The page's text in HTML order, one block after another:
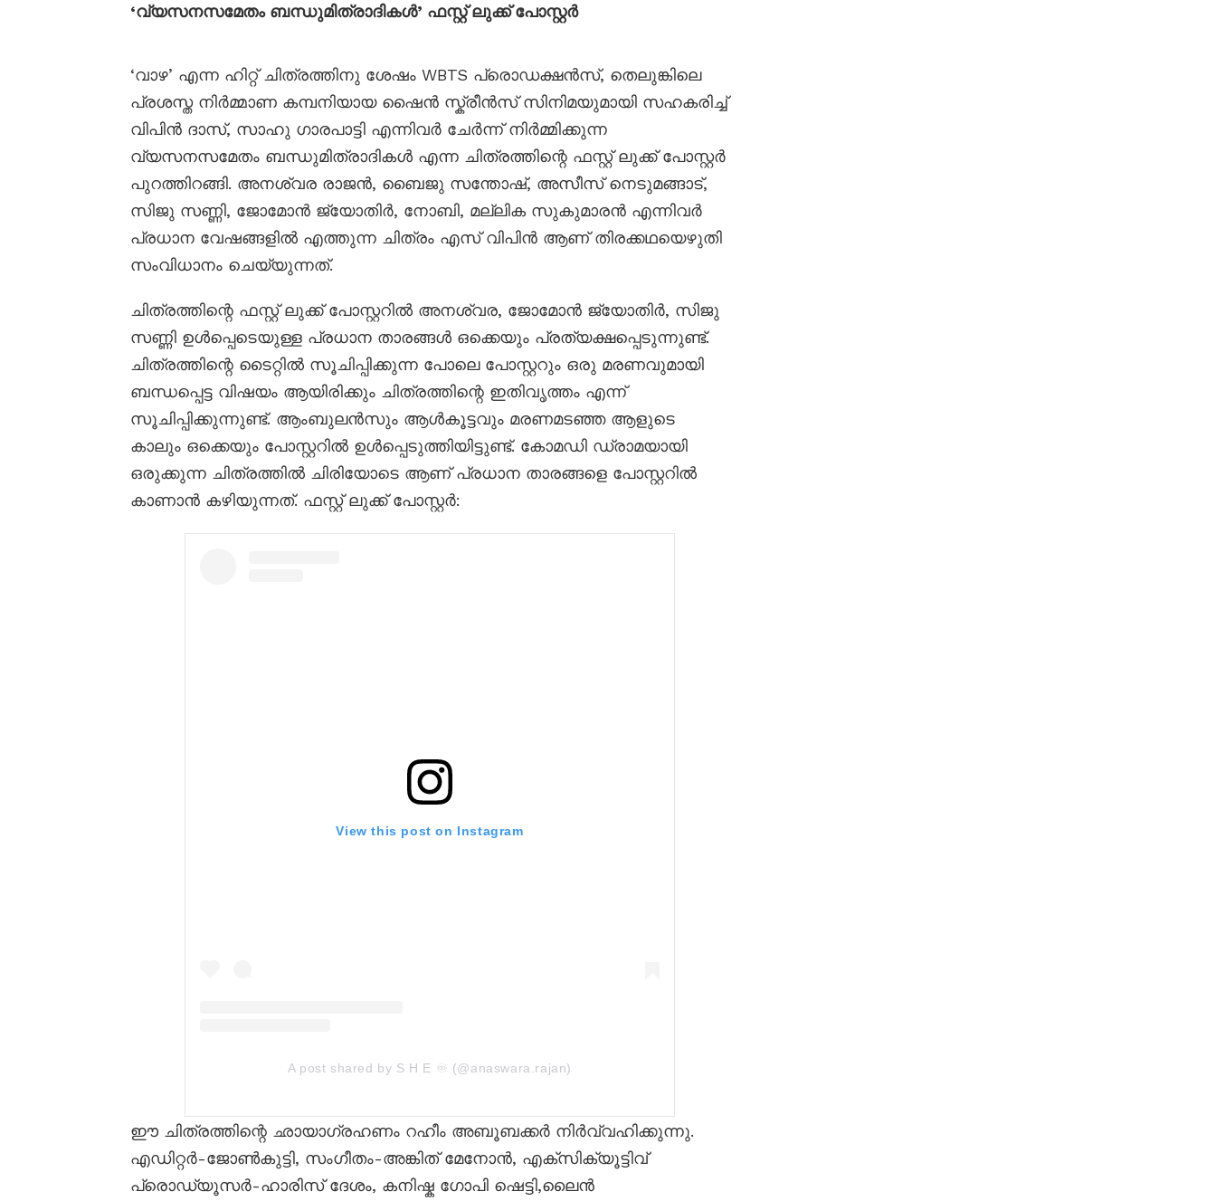
‘വ്യസനസമേതം ബന്ധുമിത്രാദികൾ’ ഫസ്റ്റ് ലുക്ക് പോസ്റ്റർ
‘വാഴ’ എന്ന ഹിറ്റ് ചിത്രത്തിനു ശേഷം WBTS പ്രൊഡക്ഷൻസ്, തെലുങ്കിലെ
പ്രശസ്ത നിർമ്മാണ കമ്പനിയായ ഷൈൻ സ്ക്രീൻസ് സിനിമയുമായി സഹകരിച്ച്
വിപിൻ ദാസ്, സാഹു ഗാരപാട്ടി എന്നിവർ ചേർന്ന് നിർമ്മിക്കുന്ന
വ്യസനസമേതം ബന്ധുമിത്രാദികൾ എന്ന ചിത്രത്തിന്റെ ഫസ്റ്റ് ലുക്ക് പോസ്റ്റർ
പുറത്തിറങ്ങി. അനശ്വര രാജൻ, ബൈജു സന്തോഷ്, അസീസ് നെടുമങ്ങാട്,
സിജു സണ്ണി, ജോമോൻ ജ്യോതിർ, നോബി, മല്ലിക സുകുമാരൻ എന്നിവർ
പ്രധാന വേഷങ്ങളിൽ എത്തുന്ന ചിത്രം എസ് വിപിൻ ആണ് തിരക്കഥയെഴുതി
സംവിധാനം ചെയ്യുന്നത്.
ചിത്രത്തിന്റെ ഫസ്റ്റ് ലുക്ക് പോസ്റ്ററിൽ അനശ്വര, ജോമോൻ ജ്യോതിർ, സിജു
സണ്ണി ഉൾപ്പെടെയുള്ള പ്രധാന താരങ്ങൾ ഒക്കെയും പ്രത്യക്ഷപ്പെടുന്നുണ്ട്.
ചിത്രത്തിന്റെ ടൈറ്റിൽ സൂചിപ്പിക്കുന്ന പോലെ പോസ്റ്ററും ഒരു മരണവുമായി
ബന്ധപ്പെട്ട വിഷയം ആയിരിക്കും ചിത്രത്തിന്റെ ഇതിവൃത്തം എന്ന്
സൂചിപ്പിക്കുന്നുണ്ട്. ആംബുലൻസും ആൾകൂട്ടവും മരണമടഞ്ഞ ആളുടെ
കാലും ഒക്കെയും പോസ്റ്ററിൽ ഉൾപ്പെടുത്തിയിട്ടുണ്ട്. കോമഡി ഡ്രാമയായി
ഒരുക്കുന്ന ചിത്രത്തിൽ ചിരിയോടെ ആണ് പ്രധാന താരങ്ങളെ പോസ്റ്ററിൽ
കാണാൻ കഴിയുന്നത്. ഫസ്റ്റ് ലുക്ക് പോസ്റ്റർ:
View this post on Instagram
A post shared by S H E ♾️ (@anaswara.rajan)
ഈ ചിത്രത്തിന്റെ ഛായാഗ്രഹണം റഹീം അബൂബക്കർ നിർവ്വഹിക്കുന്നു.
എഡിറ്റർ-ജോൺകുട്ടി, സംഗീതം-അങ്കിത് മേനോൻ, എക്സിക്യൂട്ടിവ്
പ്രൊഡ്യൂസർ-ഹാരിസ് ദേശം, കനിഷ്ക ഗോപി ഷെട്ടി,ലൈൻ